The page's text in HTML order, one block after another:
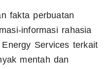
fakta perbuatan
informasi rahasia
Services terkait
mentah dan